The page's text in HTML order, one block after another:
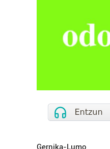
Gernika-Lumo